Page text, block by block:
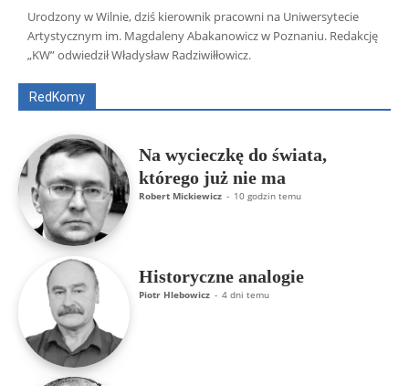
Urodzony w Wilnie, dziś kierownik pracowni na Uniwersytecie
Artystycznym im. Magdaleny Abakanowicz w Poznaniu. Redakcję
„KW” odwiedził Władysław Radziwiłłowicz.
RedKomy
Wszyscy Aleksander Borowik
Antoni Radczenko
Artur Płokszto
Grzegorz Górny
ks. Jarosław Wąsowicz SDB
Na wycieczkę do świata,
którego już nie ma
Robert Mickiewicz - 10 godzin temu
Historyczne analogie
Piotr Hlebowicz - 4 dni temu